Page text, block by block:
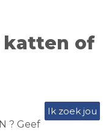
katten of
Ik zoek jou
? Geef